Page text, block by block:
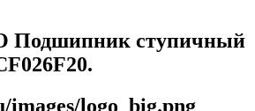
Подшипник ступичный
logo_big.png